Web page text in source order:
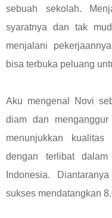
sebuah sekolah.
syaratnya dan tak
menjalani
bisa terbuka peluang
Aku mengenal Novi
diam dan
menunjukkan
dengan terlibat
Indonesia.
sukses mendatangkan